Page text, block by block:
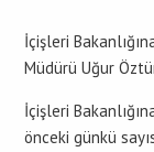
İçişleri
Müdürü Uğur
İçişleri
önceki günkü